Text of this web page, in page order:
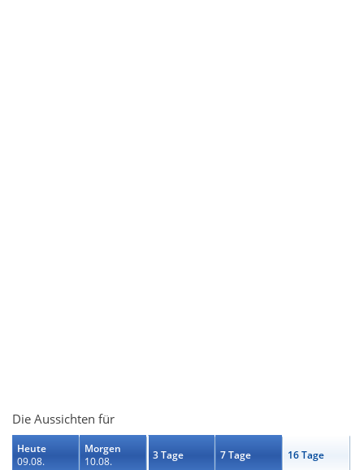
Die Aussichten für
Heute
09.08.
Morgen
10.08.
3 Tage 7 Tage 16 Tage